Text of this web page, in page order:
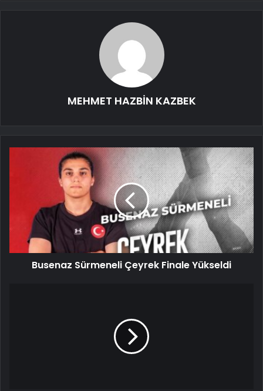
MEHMET HAZBİN KAZBEK
Busenaz Sürmeneli Çeyrek Finale Yükseldi